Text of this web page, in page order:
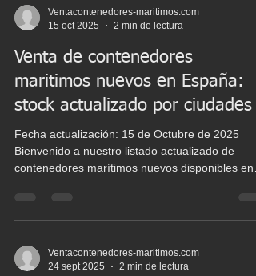
perecederos , manteniendo la temperatura
controlada en todo momento. Disponemos de
con entrega rápida en l
Ventacontenedores-maritimos.com
15 oct 2025
2 min de lectura
Venta de contenedores
maritimos nuevos en España:
stock actualizado por ciudades
Fecha actualización: 15 de Octubre de 2025
Bienvenido a nuestro listado actualizado de
contenedores marítimos nuevos disponibles en
ideales para tus proyectos de almacenamiento,
precios y disponibilidad por ciudad y elige el
contenedor que mejor se adapte a tus
Ventacontenedores-maritimos.com
24 sept 2025
2 min de lectura